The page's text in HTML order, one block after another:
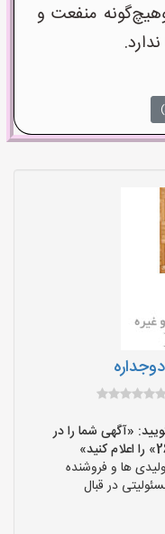
منفعت و
«آگهی شما را در
ها و فروشنده
در قبال